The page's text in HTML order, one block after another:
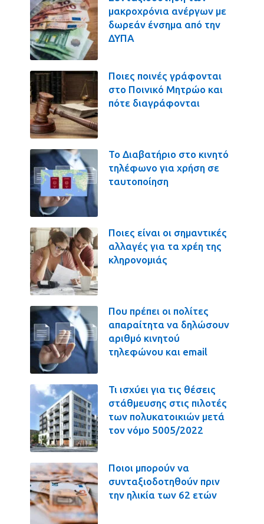
μακροχρόνια ανέργων με
δωρεάν ένσημα από την
ΔΥΠΑ
Ποιες ποινές γράφονται
στο Ποινικό Μητρώο και
πότε διαγράφονται
Το Διαβατήριο στο κινητό
τηλέφωνο για χρήση σε
ταυτοποίηση
Ποιες είναι οι σημαντικές
αλλαγές για τα χρέη της
κληρονομιάς
Που πρέπει οι πολίτες
απαραίτητα να δηλώσουν
αριθμό κινητού
τηλεφώνου και email
Τι ισχύει για τις θέσεις
στάθμευσης στις πιλοτές
των πολυκατοικιών μετά
τον νόμο 5005/2022
Ποιοι μπορούν να
συνταξιοδοτηθούν πριν
την ηλικία των 62 ετών